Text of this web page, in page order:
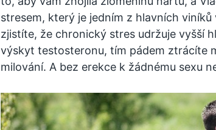
stresem, který je jedním z hlavních
zjistíte, že chronický stres udržuje vyšší
výskyt testosteronu, tím pádem ztrácíte
milování. A bez erekce k žádnému sexu